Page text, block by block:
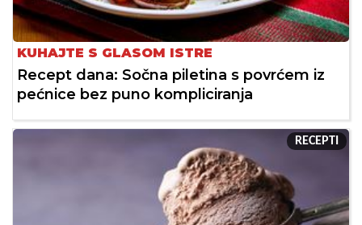
KUHAJTE S GLASOM ISTRE
Recept dana: Sočna piletina s povrćem iz
pećnice bez puno kompliciranja
RECEPTI